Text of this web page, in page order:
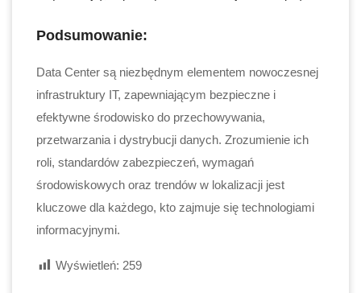
Podsumowanie:
Data Center są niezbędnym elementem nowoczesnej
infrastruktury IT, zapewniającym bezpieczne i
efektywne środowisko do przechowywania,
przetwarzania i dystrybucji danych. Zrozumienie ich
roli, standardów zabezpieczeń, wymagań
środowiskowych oraz trendów w lokalizacji jest
kluczowe dla każdego, kto zajmuje się technologiami
informacyjnymi.
Wyświetleń: 259